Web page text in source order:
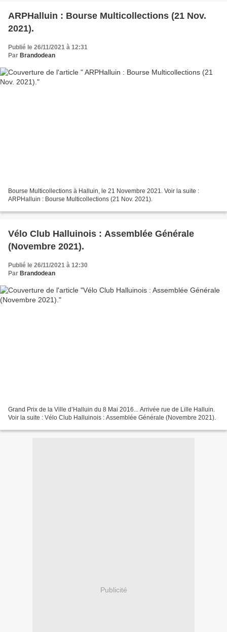
ARPHalluin : Bourse Multicollections (21 Nov.
2021).
Publié le 26/11/2021 à 12:31
Par Brandodean
Bourse Multicollections à Halluin, le 21 Novembre 2021. Voir la suite :
ARPHalluin : Bourse Multicollections (21 Nov. 2021).
Vélo Club Halluinois : Assemblée Générale
(Novembre 2021).
Publié le 26/11/2021 à 12:30
Par Brandodean
Grand Prix de la Ville d’Halluin du 8 Mai 2016... Arrivée rue de Lille Halluin.
Voir la suite : Vélo Club Halluinois : Assemblée Générale (Novembre 2021).
Publicité